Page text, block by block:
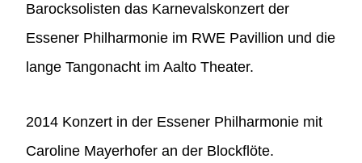
Barocksolisten das Karnevalskonzert der
Essener Philharmonie im RWE Pavillion und die
lange Tangonacht im Aalto Theater.
2014 Konzert in der Essener Philharmonie mit
Caroline Mayerhofer an der Blockflöte.